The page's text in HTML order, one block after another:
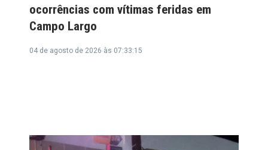
ocorrências com vítimas feridas em
Campo Largo
04 de agosto de 2026 às 07:33:15